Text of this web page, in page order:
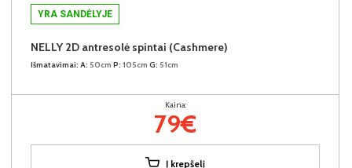
YRA SANDĖLYJE
NELLY 2D antresolė spintai (Cashmere)
Išmatavimai: A: 50cm P: 105cm G: 51cm
Kaina:
79€
Į krepšelį